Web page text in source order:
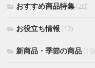
おすすめ商品特集 (28)
お役立ち情報 (12)
新商品・季節の商品 (15)